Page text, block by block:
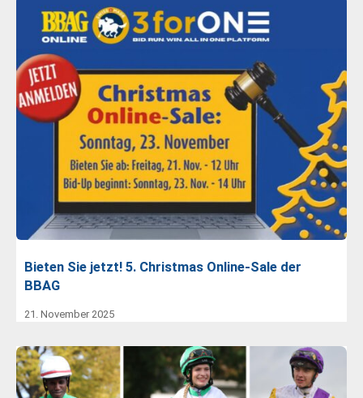
Bieten Sie jetzt! 5. Christmas Online-Sale der
BBAG
21. November 2025